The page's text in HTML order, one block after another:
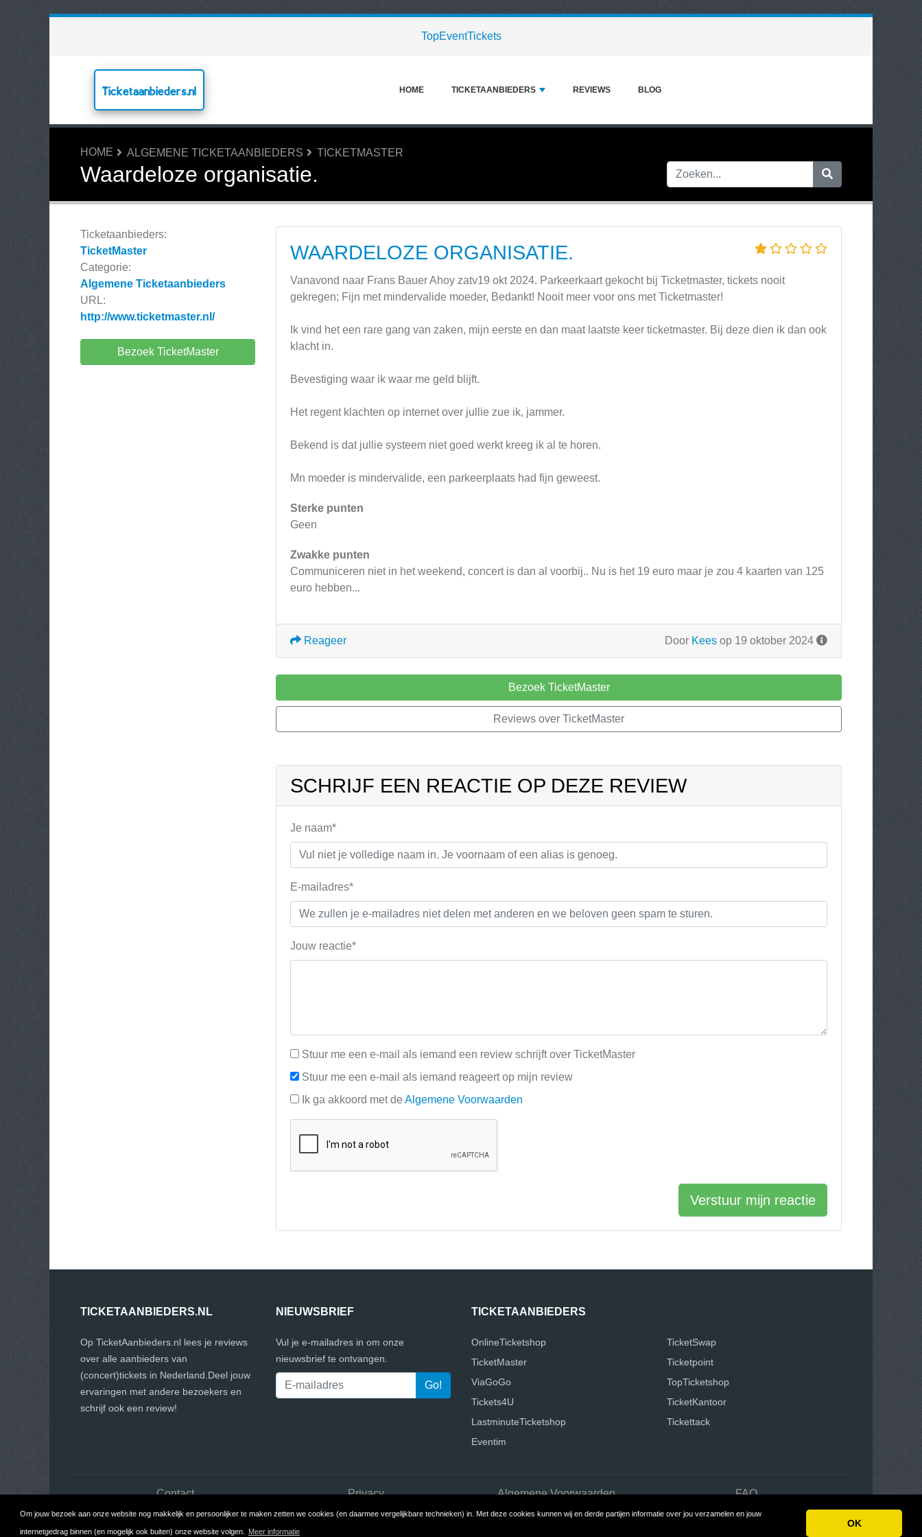
Om jouw bezoek aan onze website nog makkelijk en persoonlijker te maken zetten we cookies (en daarmee vergelijkbare technieken) in. Met deze cookies kunnen wij en derde partijen informatie over jou verzamelen en jouw
internetgedrag binnen (en mogelijk ook buiten) onze website volgen. Meer informatie
OK
TopEventTickets
Ticketaanbieders.nl HOME TICKETAANBIEDERS REVIEWS BLOG
HOME ALGEMENE TICKETAANBIEDERS TICKETMASTER
Waardeloze organisatie.
Ticketaanbieders:
TicketMaster
Categorie:
Algemene Ticketaanbieders
URL:
http://www.ticketmaster.nl/
Bezoek TicketMaster
WAARDELOZE ORGANISATIE.
Vanavond naar Frans Bauer Ahoy zatv19 okt 2024. Parkeerkaart gekocht bij Ticketmaster, tickets nooit
gekregen; Fijn met mindervalide moeder, Bedankt! Nooit meer voor ons met Ticketmaster!
Ik vind het een rare gang van zaken, mijn eerste en dan maat laatste keer ticketmaster. Bij deze dien ik dan ook
klacht in.
Bevestiging waar ik waar me geld blijft.
Het regent klachten op internet over jullie zue ik, jammer.
Bekend is dat jullie systeem niet goed werkt kreeg ik al te horen.
Mn moeder is mindervalide, een parkeerplaats had fijn geweest.
Sterke punten
Geen
Zwakke punten
Communiceren niet in het weekend, concert is dan al voorbij.. Nu is het 19 euro maar je zou 4 kaarten van 125
euro hebben...
Door Kees op 19 oktober 2024
Reageer
Bezoek TicketMaster
Reviews over TicketMaster
SCHRIJF EEN REACTIE OP DEZE REVIEW
Je naam*
E-mailadres*
Jouw reactie*
Stuur me een e-mail als iemand een review schrijft over TicketMaster
Stuur me een e-mail als iemand reageert op mijn review
Ik ga akkoord met de Algemene Voorwaarden
Verstuur mijn reactie
TICKETAANBIEDERS.NL
Op TicketAanbieders.nl lees je reviews
over alle aanbieders van
(concert)tickets in Nederland.Deel jouw
ervaringen met andere bezoekers en
schrijf ook een review!
NIEUWSBRIEF
Vul je e-mailadres in om onze
nieuwsbrief te ontvangen.
TICKETAANBIEDERS
OnlineTicketshop
TicketMaster
ViaGoGo
Tickets4U
LastminuteTicketshop
Eventim
TicketSwap
Ticketpoint
TopTicketshop
TicketKantoor
Tickettack
Contact Privacy Algemene Voorwaarden FAQ
Copyright © 2026 Ticketaanbieders.nl Build review sites with ReviewTycoon